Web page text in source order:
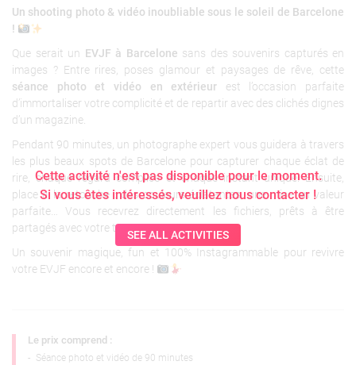
Cette activité n'est pas disponible pour le moment.
Si vous êtes intéressés, veuillez nous contacter !
SEE ALL ACTIVITIES
Un shooting photo & vidéo inoubliable sous le soleil de Barcelone
!
Que serait un EVJF à Barcelone sans des souvenirs capturés en
images ? Entre rires, poses glamour et paysages de rêve, cette
séance photo et vidéo en extérieur est l’occasion parfaite
d’immortaliser votre complicité et de repartir avec des clichés dignes
d’un magazine.
Pendant 90 minutes, un photographe expert vous guidera à travers
les plus beaux spots de Barcelone pour capturer chaque éclat de
rire, chaque regard complice et chaque instant unique. Ensuite,
place à la retouche : des couleurs éclatantes, une mise en valeur
parfaite… Vous recevrez directement les fichiers, prêts à être
partagés avec votre team !
Un souvenir magique, fun et 100% Instagrammable pour revivre
votre EVJF encore et encore !
Le prix comprend :
- Séance photo et vidéo de 90 minutes